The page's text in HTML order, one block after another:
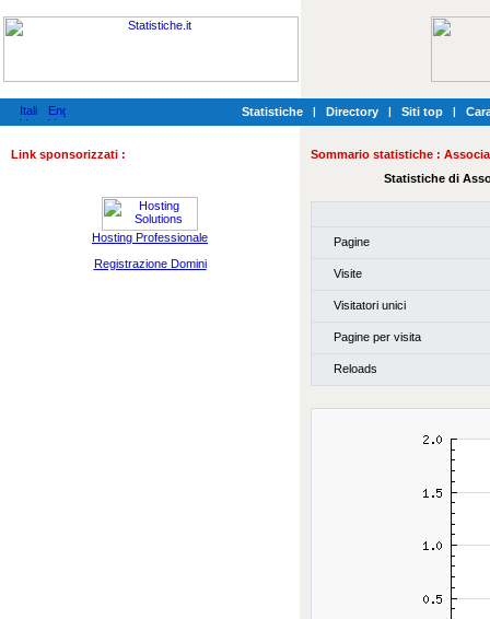
Statistiche | Directory | Siti top |
Link sponsorizzati :
Hosting Professionale
Registrazione Domini
Sommario statistiche :
Statistiche di
Pagine
Visite
Visitatori unici
Pagine per visita
Reloads